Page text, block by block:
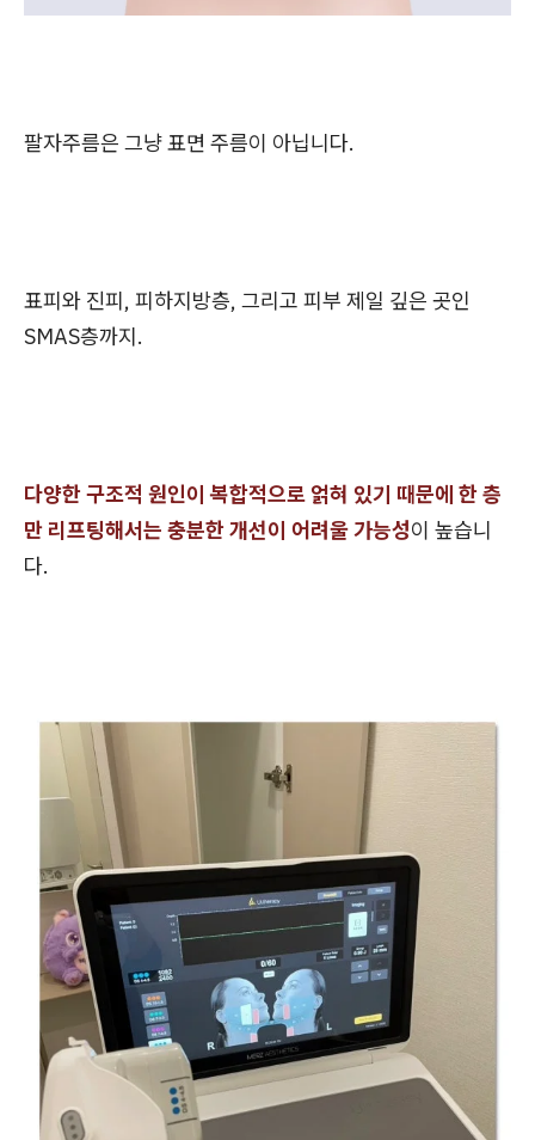
팔자주름은 그냥 표면 주름이 아닙니다.
표피와 진피, 피하지방층, 그리고 피부 제일 깊은 곳인
SMAS층까지.
다양한 구조적 원인이 복합적으로 얽혀 있기 때문에 한 층
만 리프팅해서는 충분한 개선이 어려울 가능성이 높습니
다.